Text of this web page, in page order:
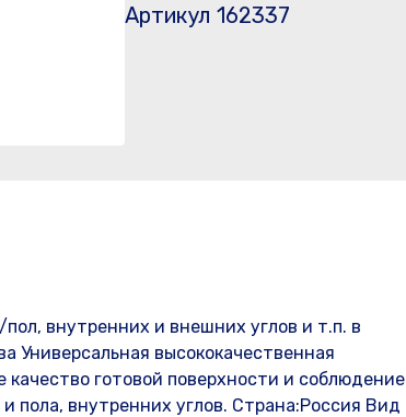
Артикул 162337
внутренних и внешних углов и т.п. в
высококачественная
готовой поверхности и соблюдение
пола, внутренних углов. Страна:Россия Вид